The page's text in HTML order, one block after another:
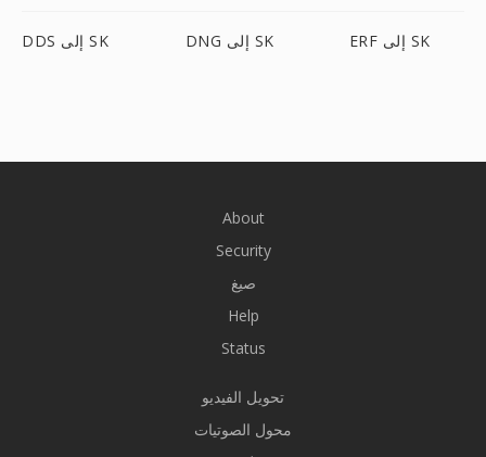
DDS إلى SK DNG إلى SK ERF إلى SK
About
Security
صيغ
Help
Status
تحويل الفيديو
محول الصوتيات